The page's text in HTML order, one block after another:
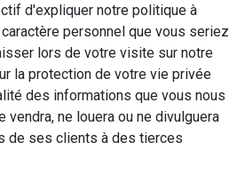
d'expliquer notre politique à
personnel que vous seriez
lors de votre visite sur notre
la protection de votre vie privée
des informations que vous nous
vendra, ne louera ou ne divulguera
de ses clients à des tierces